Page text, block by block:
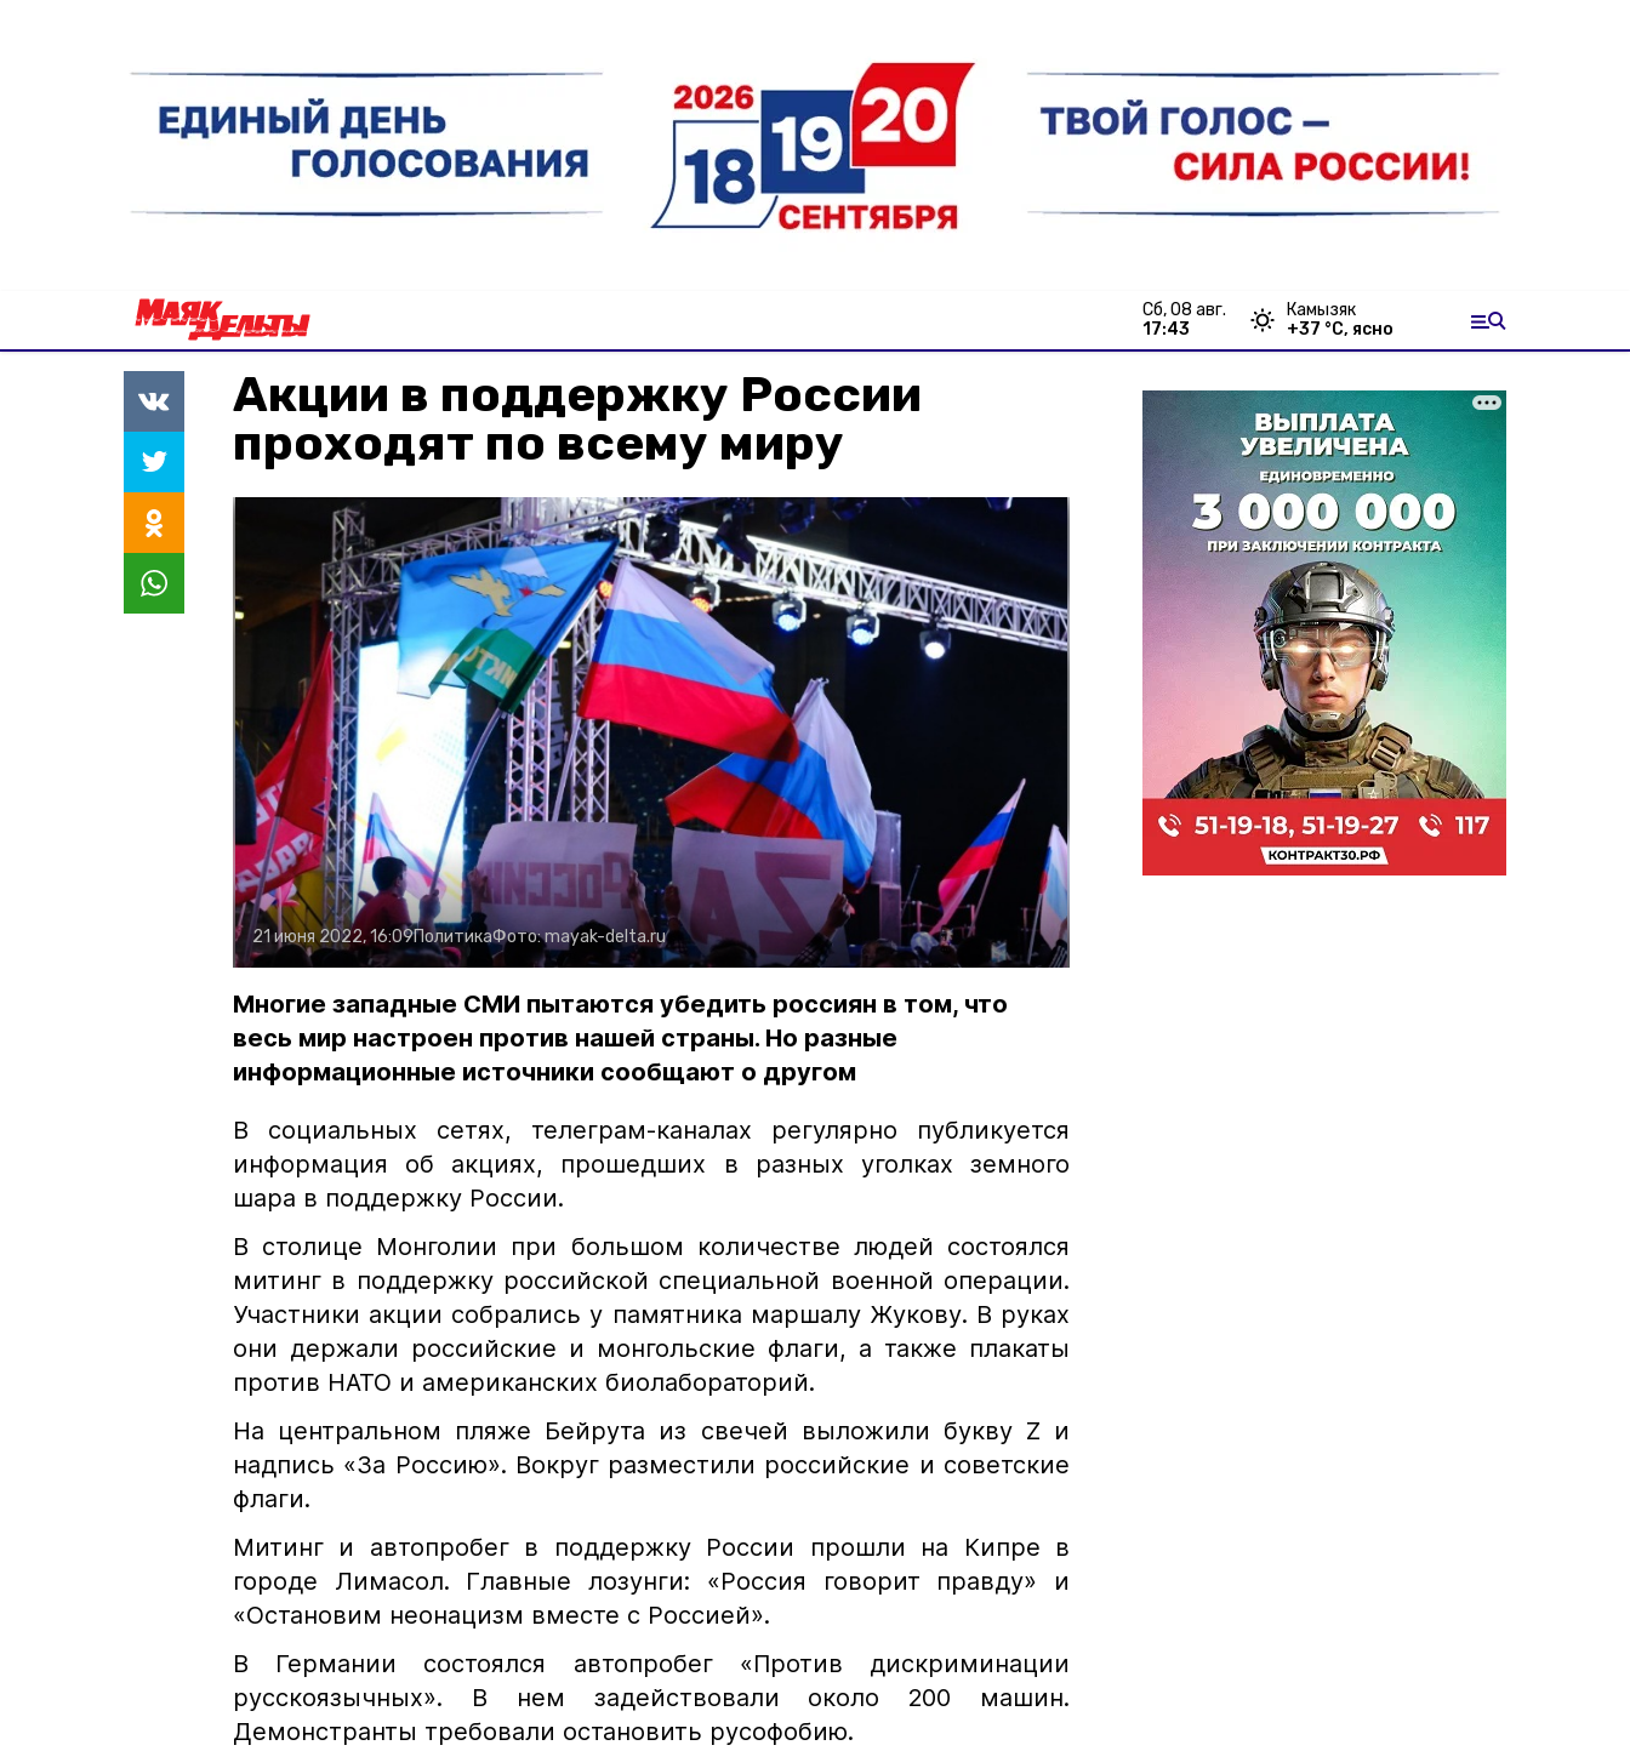
сб, 08 авг.
17:43
Камызяк
+37 °С, ясно
Акции в поддержку России
проходят по всему миру
21 июня 2022, 16:09ПолитикаФото:mayak-delta.ru
Многие западные СМИ пытаются убедить россиян в том, что
весь мир настроен против нашей страны. Но разные
информационные источники сообщают о другом
В социальных сетях, телеграм-каналах регулярно публикуется
информация об акциях, прошедших в разных уголках земного
шара в поддержку России.
В столице Монголии при большом количестве людей состоялся
митинг в поддержку российской специальной военной операции.
Участники акции собрались у памятника маршалу Жукову. В руках
они держали российские и монгольские флаги, а также плакаты
против НАТО и американских биолабораторий.
На центральном пляже Бейрута из свечей выложили букву Z и
надпись «За Россию». Вокруг разместили российские и советские
флаги.
Митинг и автопробег в поддержку России прошли на Кипре в
городе Лимасол. Главные лозунги: «Россия говорит правду» и
«Остановим неонацизм вместе с Россией».
В Германии состоялся автопробег «Против дискриминации
русскоязычных». В нем задействовали около 200 машин.
Демонстранты требовали остановить русофобию.